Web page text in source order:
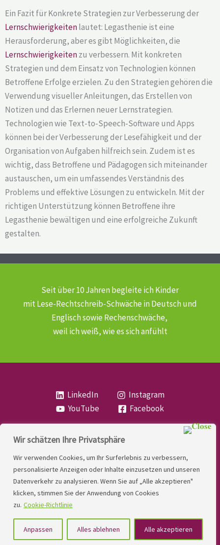
Wir schätzen Ihre Privatsphäre
Wir verwenden Cookies, um Ihr Surferlebnis zu verbessern,
personalisierte Anzeigen oder Inhalte einzusetzen und unseren
Datenverkehr zu analysieren. Wenn Sie auf „Alle akzeptieren"
klicken, stimmen Sie der Anwendung von Cookies
zu. Cookie-Richtlinie
Anpassen Alles ablehnen Alle akzeptieren
Ein Fazit für Konkrete Strategien zur Verbesserung der
Lernschwierigkeitenlautet: Legasthenie ist eine
Herausforderung, aber es gibt Möglichkeiten, die
Lernschwierigkeitenzu verbessern. Mit konkreten
Strategien und dem Einsatz von Technologien können
Betroffene Erfolge erzielen. Zu den Strategien gehören die
Verwendung visueller Anleitungen, das Erstellen von
Notizen und das Erlernen neuer Lernstrategien.
Technologien wie Text-to-Speech-Software und Apps
können bei der Verbesserung der Lesefähigkeit und der
Organisation von Aufgaben hilfreich sein. Zudem ist es
wichtig, dass Betroffene und Pädagogen sich miteinander
austauschen, um ein umfassendes Verständnis des
Problems und effektive Lösungen zu entwickeln. Mit der
richtigen Unterstützung können Betroffene ihre
Legasthenie bewältigen und eine erfolgreiche Zukunft
gestalten.
Seit über 10 Jahren begleite ich Kinder
mit Lese-Rechtschreib-Schwächein Deutsch und
Englisch sowie Rechenschwäche,
weil ich weiß, wie es sich anfühlt
LinkedIn
Instagram
YouTube
Facebook
LINDNER. 2026 | Powered by
Kontakt
Datenschutzerklärung